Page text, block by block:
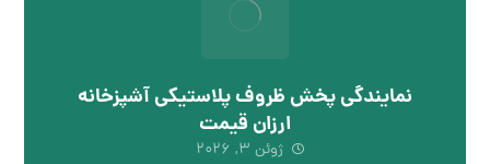
نمایندگی پخش ظروف پلاستیکی آشپزخانه
ارزان قیمت
ژوئن ۳, ۲۰۲۶